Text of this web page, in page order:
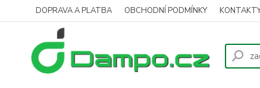
DOPRAVA A PLATBA OBCHODNÍ PODMÍNKY